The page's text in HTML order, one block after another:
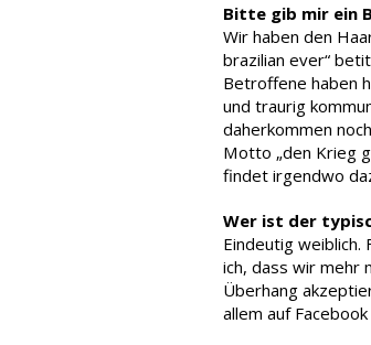
Bitte gib mir ein
Wir haben den
brazilian ever“
Betroffene haben
und traurig
daherkommen
Motto „den Krieg
findet irgendwo
Wer ist der
Eindeutig weiblich.
ich, dass wir mehr
Überhang
allem auf